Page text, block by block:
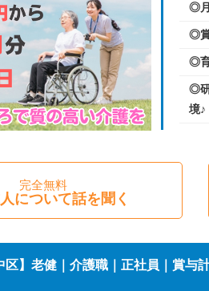
◎
◎
◎育
◎
境♪
完全無料
について話を聞く
区】老健｜介護職｜正社員｜賞